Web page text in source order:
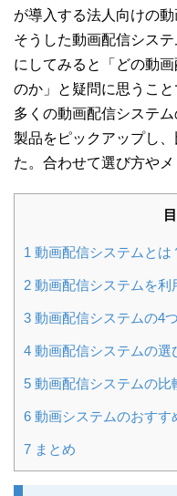
が導入する法人向けの
そうした動画配信シス
にしてみると「どの動
のか」と疑問に思うこ
多くの動画配信システ
製品をピックアップし
た。合わせて選び方や
1 動画配信システムとは
2 動画配信システムを利
3 動画配信システムの4
4 動画配信システムの選
5 動画配信システムの比
6 動画システムのおすす
7 まとめ